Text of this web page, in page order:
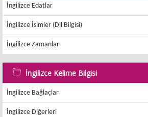
İngilizce Edatlar
İngilizce İsimler (Dil Bilgisi)
İngilizce Zamanlar
İngilizce Kelime Bilgisi
İngilizce Bağlaçlar
İngilizce Diğerleri